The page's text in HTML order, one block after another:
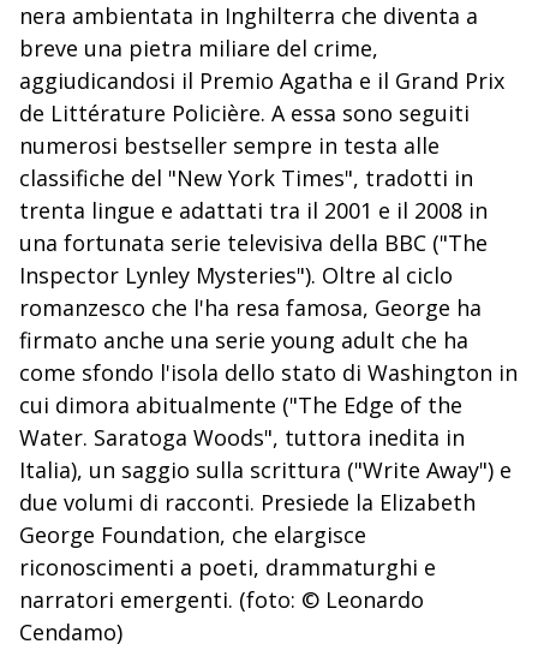
nera ambientata in Inghilterra che diventa a
breve una pietra miliare del crime,
aggiudicandosi il Premio Agatha e il Grand Prix
de Littérature Policière. A essa sono seguiti
numerosi bestseller sempre in testa alle
classifiche del "New York Times", tradotti in
trenta lingue e adattati tra il 2001 e il 2008 in
una fortunata serie televisiva della BBC ("The
Inspector Lynley Mysteries"). Oltre al ciclo
romanzesco che l'ha resa famosa, George ha
firmato anche una serie young adult che ha
come sfondo l'isola dello stato di Washington in
cui dimora abitualmente ("The Edge of the
Water. Saratoga Woods", tuttora inedita in
Italia), un saggio sulla scrittura ("Write Away") e
due volumi di racconti. Presiede la Elizabeth
George Foundation, che elargisce
riconoscimenti a poeti, drammaturghi e
narratori emergenti. (foto: © Leonardo
Cendamo)